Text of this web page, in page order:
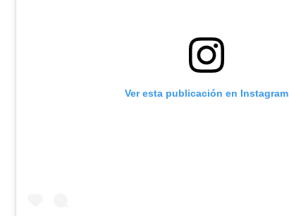
Ver esta publicación en Instagram